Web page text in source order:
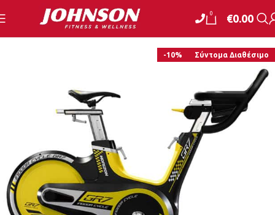
0 €0.00
-10% Σύντομα Διαθέσιμο